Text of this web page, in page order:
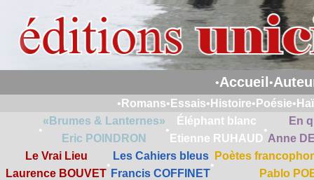
•Accueil •
• Romans• Essais• Histoire• Poésie•
•
«Brumes & Lanternes»
Eric POINDRON
•
Éléphant blanc
Etienne RUHAUD
•
En
Anne
Le Vrai Lieu
Laurence BOUVET
•
Les Cahiers bleus
Francis COFFINET
•
Poètes
Pablo